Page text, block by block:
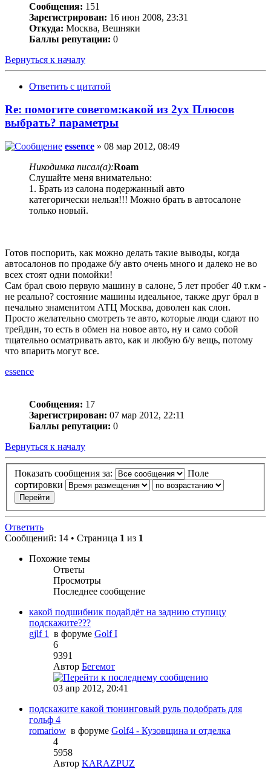
Сообщения: 151
Зарегистрирован: 16 июн 2008, 23:31
Откуда: Москва, Вешняки
Баллы репутации: 0
Вернуться к началу
Ответить с цитатой
Re: помогите советом:какой из 2ух Плюсов
выбрать? параметры
essence » 08 мар 2012, 08:49
Никодимка писал(а):Roam
Слушайте меня внимательно:
1. Брать из салона подержанный авто
категорически нельзя!!! Можно брать в автосалоне
только новый.
Готов поспорить, как можно делать такие выводы, когда
автосалонов по продаже б/у авто очень много и далеко не во
всех стоят одни помойки!
Сам брал свою первую машину в салоне, 5 лет пробег 40 т.км -
не реально? состояние машины идеальное, также друг брал в
печально знаменитом АТЦ Москва, доволен как слон.
Просто желательно смотреть те авто, которые люди сдают по
трейдин, то есть в обмен на новое авто, ну и само собой
тщательно осматривать авто, как и любую б/у вещь, потому
что впарить могут все.
essence
Сообщения: 17
Зарегистрирован: 07 мар 2012, 22:11
Баллы репутации: 0
Вернуться к началу
Показать сообщения за:
Поле
сортировки
Ответить
Сообщений: 14 • Страница 1 из 1
Похожие темы
Ответы
Просмотры
Последнее сообщение
какой подшибник подайдёт на заднию ступицу
подскажите???
gjlf 1
в форуме Golf I
6
9391
Автор Бегемот
03 апр 2012, 20:41
подскажите какой тюнинговый руль подобрать для
гольф 4
romariow в форуме Golf4 - Кузовщина и отделка
4
5958
Автор KARAZPUZ